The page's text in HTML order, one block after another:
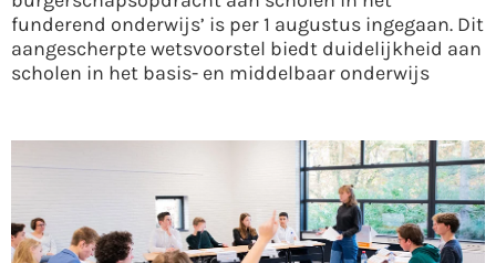
funderend onderwijs’ is per 1 augustus ingegaan. Dit
aangescherpte wetsvoorstel biedt duidelijkheid aan
scholen in het basis- en middelbaar onderwijs